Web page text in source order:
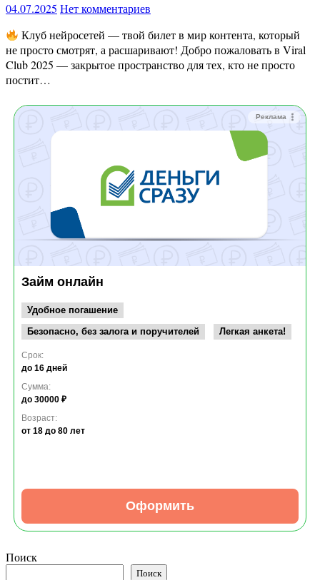
04.07.2025 Нет комментариев
Клуб нейросетей — твой билет в мир контента, который
не просто смотрят, а расшаривают! Добро пожаловать в Viral
Club 2025 — закрытое пространство для тех, кто не просто
постит…
Реклама
Займ онлайн
Удобное погашение
Безопасно, без залога и поручителей
Легкая анкета!
Срок:
до 16 дней
Сумма:
до 30000 ₽
Возраст:
от 18 до 80 лет
Оформить
Поиск
Поиск